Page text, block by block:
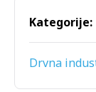
Kategorije:
Drvna